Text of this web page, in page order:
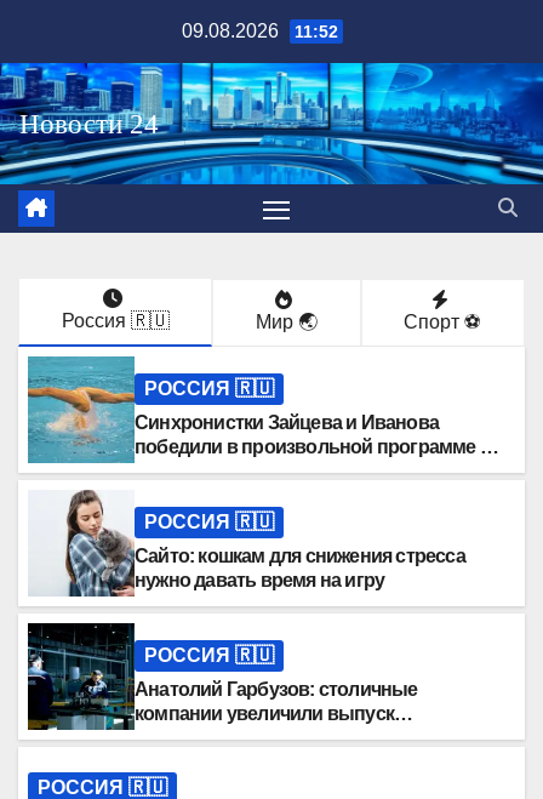
содержимому
09.08.2026 11:52
Россия 🇷🇺 Мир 🌏 Спорт ⚽️
РОССИЯ 🇷🇺
Синхронистки Зайцева и Иванова
победили в произвольной программе на
Спартакиаде
РОССИЯ 🇷🇺
Сайто: кошкам для снижения стресса
нужно давать время на игру
РОССИЯ 🇷🇺
Анатолий Гарбузов: столичные
компании увеличили выпуск
стройматериалов
РОССИЯ 🇷🇺